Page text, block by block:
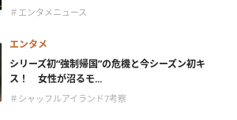
＃エンタメニュース
エンタメ
シリーズ初“強制帰国”の危機と今シーズン初キ
ス！ 女性が沼るモ...
＃シャッフルアイランド7考察